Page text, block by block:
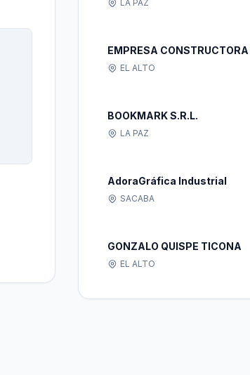
LA PAZ
EMPRESA
EL ALTO
BOOKMARK S.R.L.
LA PAZ
AdoraGráfica Industrial
SACABA
GONZALO QUISPE TICONA
EL ALTO